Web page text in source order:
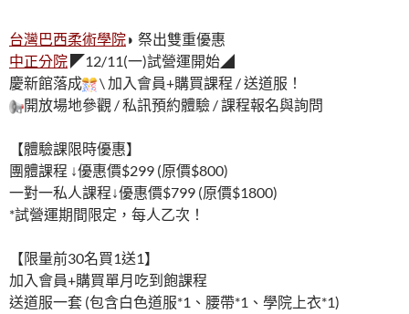
台灣巴西柔術學院◗ 祭出雙重優惠
中正分院 ◤12/11(一)試營運開始◢
慶新館落成
\ 加入會員+購買課程 / 送道服！
開放場地參觀 / 私訊預約體驗 / 課程報名與詢問
【體驗課限時優惠】
團體課程 ↓優惠價$299 (原價$800)
一對一私人課程↓優惠價$799 (原價$1800)
*試營運期間限定，每人乙次！
【限量前30名買1送1】
加入會員+購買單月吃到飽課程
送道服一套 (包含白色道服*1、腰帶*1、學院上衣*1)